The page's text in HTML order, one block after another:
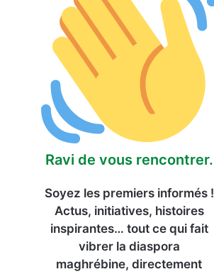
Ravi de vous rencontrer.
Soyez les premiers informés !
Actus, initiatives, histoires
inspirantes… tout ce qui fait
vibrer la diaspora
maghrébine, directement